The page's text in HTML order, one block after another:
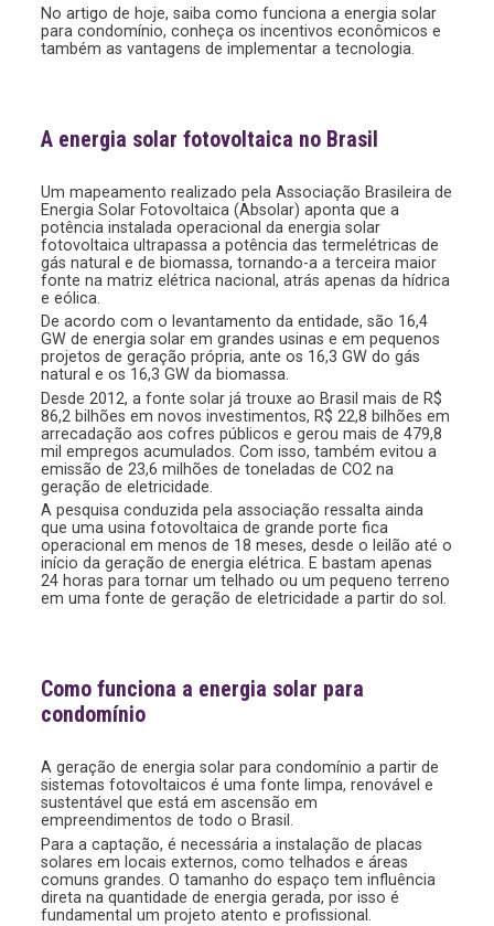
No artigo de hoje, saiba como funciona a energia solar
para condomínio, conheça os incentivos econômicos e
também as vantagens de implementar a tecnologia.
A energia solar fotovoltaica no Brasil
Um mapeamento realizado pela Associação Brasileira de
Energia Solar Fotovoltaica (Absolar) aponta que a
potência instalada operacional da energia solar
fotovoltaica ultrapassa a potência das termelétricas de
gás natural e de biomassa, tornando-a a terceira maior
fonte na matriz elétrica nacional, atrás apenas da hídrica
e eólica.
De acordo com o levantamento da entidade, são 16,4
GW de energia solar em grandes usinas e em pequenos
projetos de geração própria, ante os 16,3 GW do gás
natural e os 16,3 GW da biomassa.
Desde 2012, a fonte solar já trouxe ao Brasil mais de R$
86,2 bilhões em novos investimentos, R$ 22,8 bilhões em
arrecadação aos cofres públicos e gerou mais de 479,8
mil empregos acumulados. Com isso, também evitou a
emissão de 23,6 milhões de toneladas de CO2 na
geração de eletricidade.
A pesquisa conduzida pela associação ressalta ainda
que uma usina fotovoltaica de grande porte fica
operacional em menos de 18 meses, desde o leilão até o
início da geração de energia elétrica. E bastam apenas
24 horas para tornar um telhado ou um pequeno terreno
em uma fonte de geração de eletricidade a partir do sol.
Como funciona a energia solar para
condomínio
A geração de energia solar para condomínio a partir de
sistemas fotovoltaicos é uma fonte limpa, renovável e
sustentável que está em ascensão em
empreendimentos de todo o Brasil.
Para a captação, é necessária a instalação de placas
solares em locais externos, como telhados e áreas
comuns grandes. O tamanho do espaço tem influência
direta na quantidade de energia gerada, por isso é
fundamental um projeto atento e profissional.